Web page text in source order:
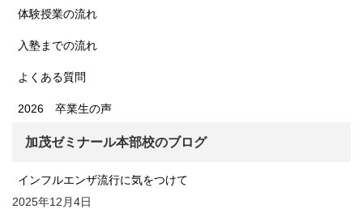
体験授業の流れ
入塾までの流れ
よくある質問
2026 卒業生の声
加茂ゼミナール本部校のブログ
インフルエンザ流行に気をつけて
2025年12月4日